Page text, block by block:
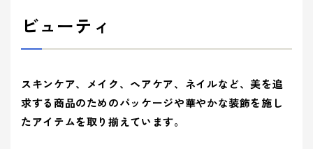
製品・サービスを見る
品質向上
への取り
への取り組
み
ス)
業種から製品を探す
- フード
- ヘルスケア
- エンターテインメント
- ライフスタイル
展示会情報
よくある質問
パートナー募集
ビューティ
スキンケア、メイク、ヘアケア、ネイルなど、美を追
求する商品のためのパッケージや華やかな装飾を施し
たアイテムを取り揃えています。